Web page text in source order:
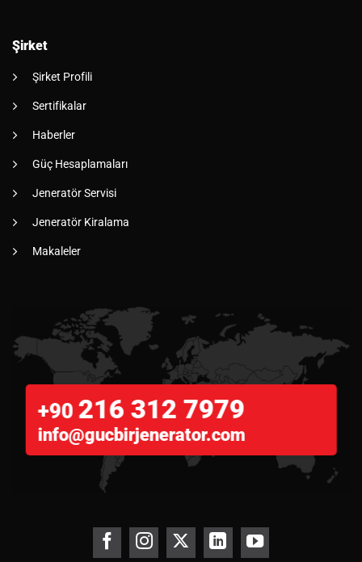
Şirket
Şirket Profili
Sertifikalar
Haberler
Güç Hesaplamaları
Jeneratör Servisi
Jeneratör Kiralama
Makaleler
+90 216 312 7979
info@gucbirjenerator.com